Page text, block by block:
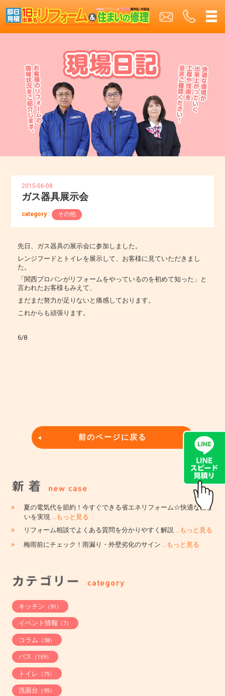
2015-06-08
ガス器具展示会
category : その他
先日、ガス器具の展示会に参加しました。
レンジフードとトイレを展示して、お客様に見ていただきまし
た。
「関西プロパンがリフォームをやっているのを初めて知った」と
言われたお客様もみえて、
まだまだ努力が足りないと痛感しております。
これからも頑張ります。
6/8
前のページに戻る
»
夏の電気代を節約！今すぐできる省エネリフォーム☆快適な住ま
いを実現 …もっと見る
» リフォーム相談でよくある質問を分かりやすく解説 …もっと見る
» 梅雨前にチェック！雨漏り・外壁劣化のサイン …もっと見る
キッチン （91）
イベント情報 （7）
コラム （38）
バス （159）
トイレ （75）
洗面台 （95）